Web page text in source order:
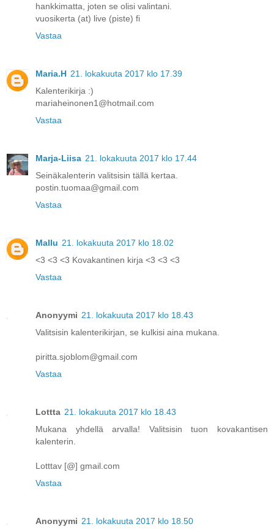
hankkimatta, joten se olisi valintani.
vuosikerta (at) live (piste) fi
Vastaa
Maria.H 21. lokakuuta 2017 klo 17.39
Kalenterikirja :)
mariaheinonen1@hotmail.com
Vastaa
Marja-Liisa 21. lokakuuta 2017 klo 17.44
Seinäkalenterin valitsisin tällä kertaa.
postin.tuomaa@gmail.com
Vastaa
Mallu 21. lokakuuta 2017 klo 18.02
<3 <3 <3 Kovakantinen kirja <3 <3 <3
Vastaa
Anonyymi 21. lokakuuta 2017 klo 18.43
Valitsisin kalenterikirjan, se kulkisi aina mukana.
piritta.sjoblom@gmail.com
Vastaa
Lottta 21. lokakuuta 2017 klo 18.43
Mukana yhdellä arvalla! Valitsisin tuon kovakantisen
kalenterin.
Lotttav [@] gmail.com
Vastaa
Anonyymi 21. lokakuuta 2017 klo 18.50